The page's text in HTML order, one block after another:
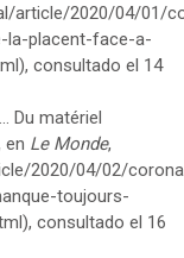
article/2020/04/01/
la-placent-face-a-
), consultado el 14
Du matériel
en Le Monde,
2020/04/02/
toujours-
), consultado el 16